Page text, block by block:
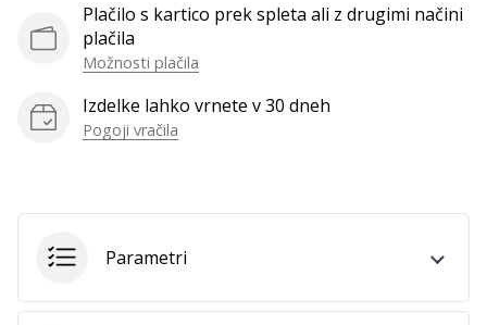
Prikaži
članke
Plačilo s kartico prek spleta ali z drugimi načini
plačila
Možnosti plačila
Izdelke lahko vrnete v 30 dneh
Pogoji vračila
Parametri